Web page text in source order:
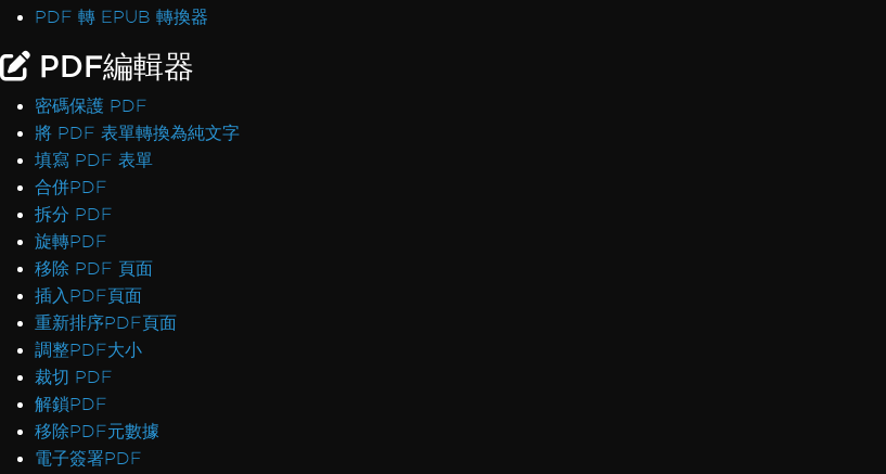
PDF 轉 EPUB 轉換器
PDF編輯器
密碼保護 PDF
將 PDF 表單轉換為純文字
填寫 PDF 表單
合併PDF
拆分 PDF
旋轉PDF
移除 PDF 頁面
插入PDF頁面
重新排序PDF頁面
調整PDF大小
裁切 PDF
解鎖PDF
移除PDF元數據
電子簽署PDF